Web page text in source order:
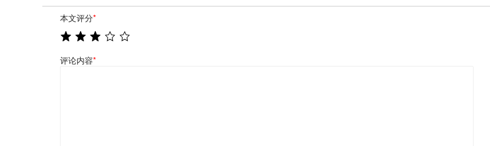
本文评分*
评论内容*